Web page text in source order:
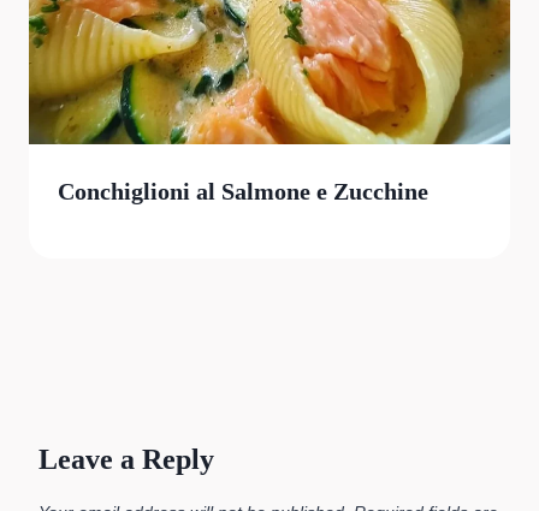
Conchiglioni al Salmone e Zucchine
Leave a Reply